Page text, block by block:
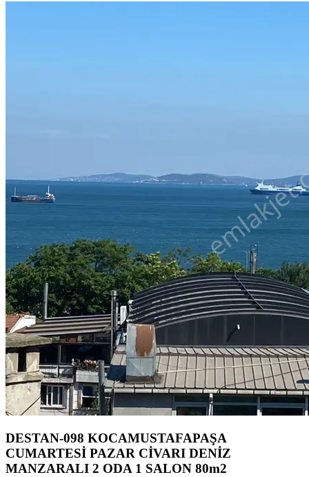
DESTAN-098 KOCAMUSTAFAPAŞA
CUMARTESİ PAZAR CİVARI DENİZ
MANZARALI 2 ODA 1 SALON 80m2